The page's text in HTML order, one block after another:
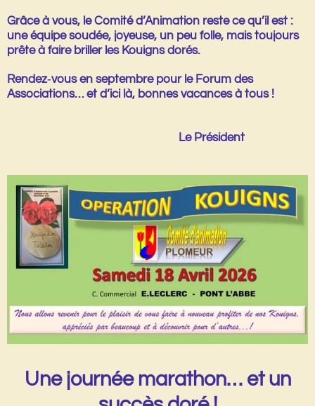
Grâce à vous, le Comité d’Animation reste ce qu’il est :
une équipe soudée, joyeuse, un peu folle, mais toujours
prête à faire briller les Kouigns dorés.
Rendez‑vous en septembre pour le Forum des
Associations… et d’ici là, bonnes vacances à tous !
Le Président
Une journée marathon… et un